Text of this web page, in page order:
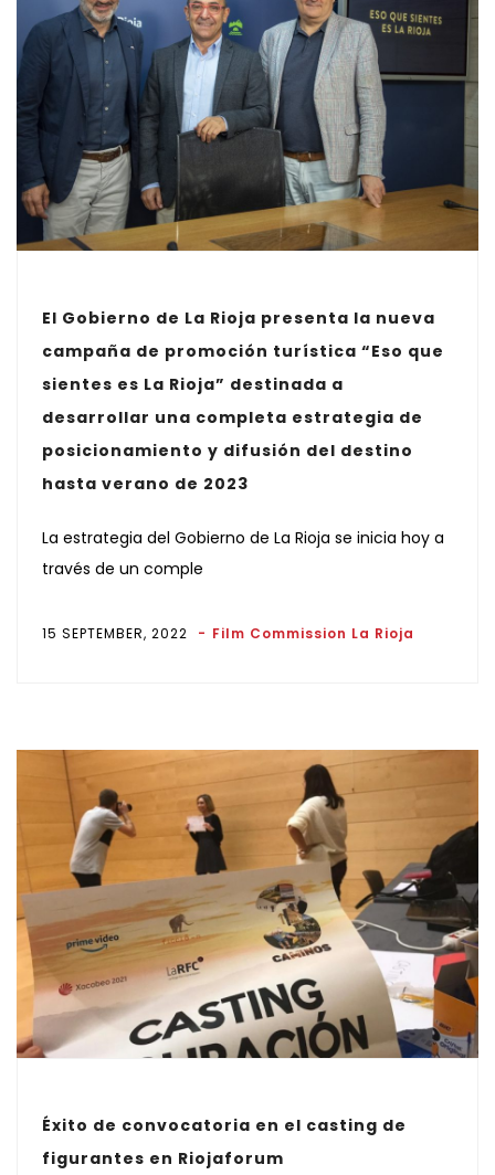
El Gobierno de La Rioja presenta la nueva
campaña de promoción turística “Eso que
sientes es La Rioja” destinada a
desarrollar una completa estrategia de
posicionamiento y difusión del destino
hasta verano de 2023
La estrategia del Gobierno de La Rioja se inicia hoy a
través de un comple
15 SEPTEMBER, 2022 Film Commission La Rioja
Éxito de convocatoria en el casting de
figurantes en Riojaforum